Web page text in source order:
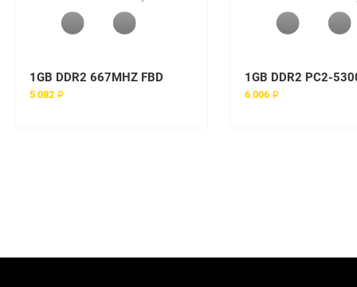
1GB DDR2 667MHZ FBD
5 082 ₽ 6 006 ₽